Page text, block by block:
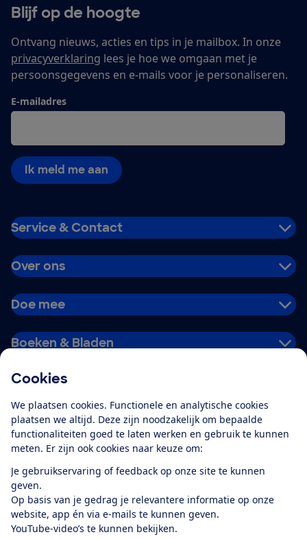
Cookies
We plaatsen cookies. Functionele en analytische cookies
plaatsen we altijd. Deze zijn noodzakelijk om bepaalde
functionaliteiten goed te laten werken en gebruik te kunnen
meten. Er zijn ook cookies naar keuze om:
Je gebruikservaring of feedback op onze site te kunnen
geven.
Op basis van je gedrag je relevantere informatie op onze
website, app én via e-mails te kunnen geven.
YouTube-video’s te kunnen bekijken.
Blijf op de hoogte
Ontvang nieuws, acties en tips in je mailbox. In onze
privacyverklaring lees je hoe we omgaan met je
persoonsgegevens en e-mails voor je personaliseren.
E-mailadres
Ik meld me aan
Service & Contact
Over ons
Doe mee
Boeken & Bladen
Alles over de
app
Algemene Voorwaarden
Privacyverklaring
Cookiebeleid
Privacyvoorkeuren